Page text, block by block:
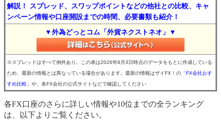
解説！ スプレッド、スワップポイントなどの他社との比較、キャ
ンペーン情報や口座開設までの時間、必要書類も紹介！
▼外為どっとコム「外貨ネクストネオ」▼
※スプレッドはすべて例外あり。この表は2026年8月3日時点のデータをもとに作成している
ため、最新の情報とは異なっている場合があります。最新の情報はザイFX！の 「FX会社おす
すめ比較」 や、各FX会社の公式サイトなどで確認してください
各FX口座のさらに詳しい情報や10位までの全ランキング
は、以下よりご覧ください。